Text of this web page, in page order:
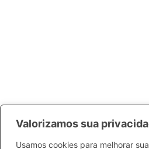
Valorizamos sua
Usamos cookies para melhorar